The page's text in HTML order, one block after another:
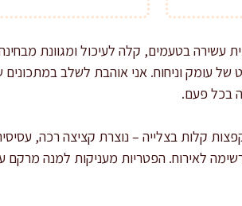
עשירה בטעמים, קלה לעיכול ומגוונת
של עומק וניחוח. אני אוהבת לשלב במתכונים
בכל פעם.
קלות בצלייה – נוצרת קציצה רכה,
לאירוח. הפטריות מעניקות למנה